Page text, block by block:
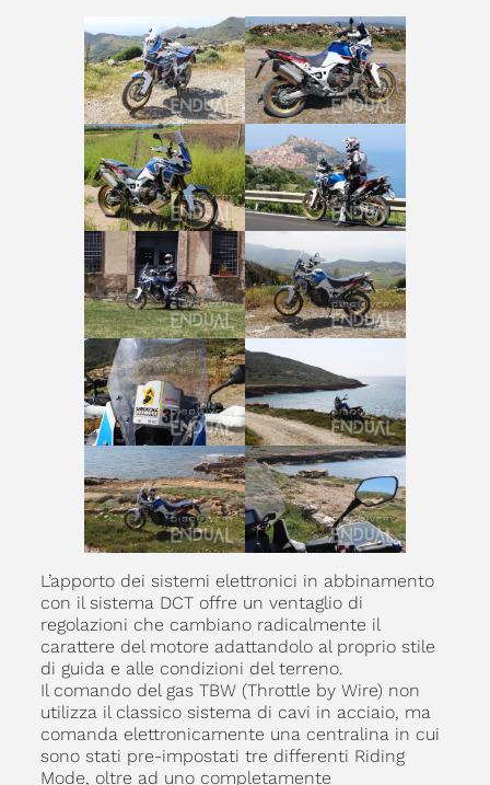
L’apporto dei sistemi elettronici in abbinamento
con il sistema DCT offre un ventaglio di
regolazioni che cambiano radicalmente il
carattere del motore adattandolo al proprio stile
di guida e alle condizioni del terreno.
Il comando del gas TBW (Throttle by Wire) non
utilizza il classico sistema di cavi in acciaio, ma
comanda elettronicamente una centralina in cui
sono stati pre-impostati tre differenti Riding
Mode, oltre ad uno completamente